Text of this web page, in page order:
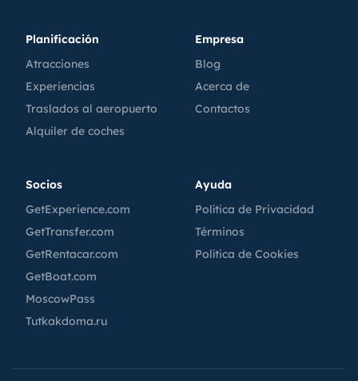
Planificación
Atracciones
Experiencias
Traslados al aeropuerto
Alquiler de coches
Empresa
Blog
Acerca de
Contactos
Socios
GetExperience.com
GetTransfer.com
GetRentacar.com
GetBoat.com
MoscowPass
Tutkakdoma.ru
Ayuda
Política de Privacidad
Términos
Política de Cookies